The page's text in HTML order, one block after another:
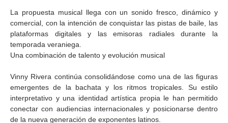
La propuesta musical llega con un sonido fresco, dinámico y
comercial, con la intención de conquistar las pistas de baile, las
plataformas digitales y las emisoras radiales durante la
temporada veraniega.
Una combinación de talento y evolución musical
Vinny Rivera continúa consolidándose como una de las figuras
emergentes de la bachata y los ritmos tropicales. Su estilo
interpretativo y una identidad artística propia le han permitido
conectar con audiencias internacionales y posicionarse dentro
de la nueva generación de exponentes latinos.